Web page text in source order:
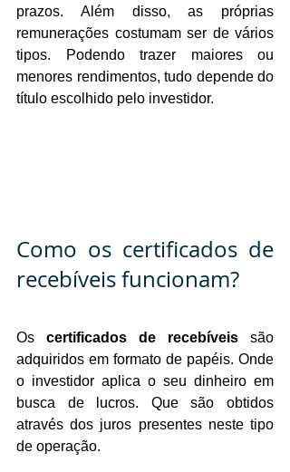
prazos. Além disso, as próprias
remunerações costumam ser de vários
tipos. Podendo trazer maiores ou
menores rendimentos, tudo depende do
título escolhido pelo investidor.
Como os certificados de
recebíveis funcionam?
Os certificados de recebíveis são
adquiridos em formato de papéis. Onde
o investidor aplica o seu dinheiro em
busca de lucros. Que são obtidos
através dos juros presentes neste tipo
de operação.